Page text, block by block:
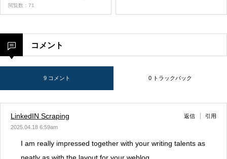
Sanrio charactersギフトパー
ティーvol.2 」を9/1より開
閲覧数：71
コメント
9 コメント 0 トラックバック
LinkedIN Scraping
2025.04.18 6:59am
返信 引用
I am really impressed together with your writing talents as
neatly as with the layout for your weblog.